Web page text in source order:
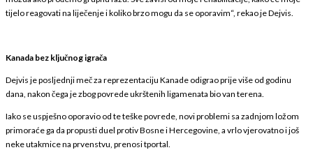
tijelo reagovati na liječenje i koliko brzo mogu da se oporavim“, rekao je Dejvis.
Kanada bez ključnog igrača
Dejvis je posljednji meč za reprezentaciju Kanade odigrao prije više od godinu
dana, nakon čega je zbog povrede ukrštenih ligamenata bio van terena.
Iako se uspješno oporavio od te teške povrede, novi problemi sa zadnjom ložom
primoraće ga da propusti duel protiv Bosne i Hercegovine, a vrlo vjerovatno i još
neke utakmice na prvenstvu, prenosi tportal.